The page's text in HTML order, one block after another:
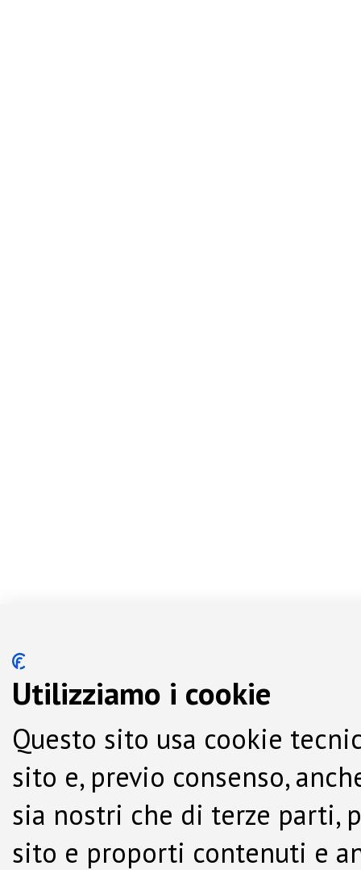
Utilizziamo i cookie
Questo sito usa cookie
sito e, previo consenso,
sia nostri che di terze parti,
sito e proporti contenuti e